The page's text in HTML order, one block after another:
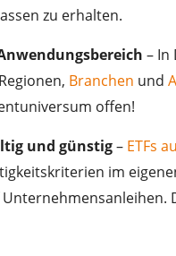
zu erhalten.
– In
Branchen und
offen!
und günstig– ETFs
im